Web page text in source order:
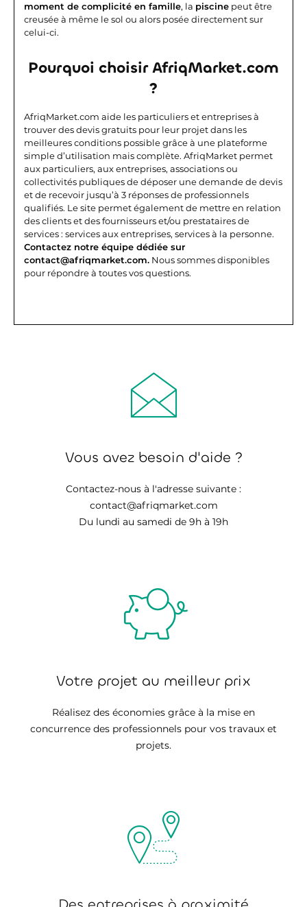
moment de complicité en famille, la piscine peut être
creusée à même le sol ou alors posée directement sur
celui-ci.
Pourquoi choisir AfriqMarket.com
?
AfriqMarket.com aide les particuliers et entreprises à
trouver des devis gratuits pour leur projet dans les
meilleures conditions possible grâce à une plateforme
simple d’utilisation mais complète. AfriqMarket permet
aux particuliers, aux entreprises, associations ou
collectivités publiques de déposer une demande de devis
et de recevoir jusqu’à 3 réponses de professionnels
qualifiés. Le site permet également de mettre en relation
des clients et des fournisseurs et/ou prestataires de
services : services aux entreprises, services à la personne.
Contactez notre équipe dédiée sur
contact@afriqmarket.com. Nous sommes disponibles
pour répondre à toutes vos questions.
Vous avez besoin d'aide ?
Contactez-nous à l'adresse suivante :
contact@afriqmarket.com
Du lundi au samedi de 9h à 19h
Votre projet au meilleur prix
Réalisez des économies grâce à la mise en
concurrence des professionnels pour vos travaux et
projets.